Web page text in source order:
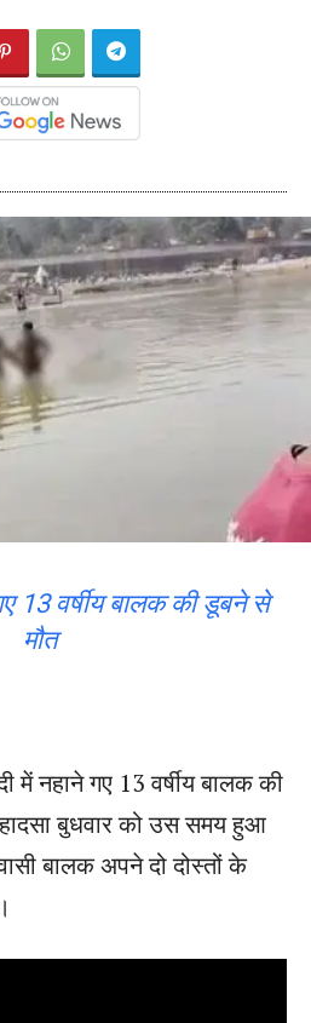
13 वर्षीय बालक की डूबने से
मौत
में नहाने गए 13 वर्षीय बालक की
बुधवार को उस समय हुआ
बालक अपने दो दोस्तों के